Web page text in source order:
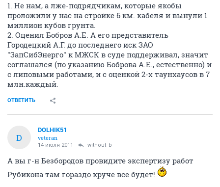
1. Не нам, а лже-подрядчикам, которые якобы
проложили у нас на стройке 6 км. кабеля и вынули 1
миллион кубов грунта.
2. Оценил Бобров А.Е. А его представитель
Городецкий А.Г. до последнего иск ЗАО
"ЗапСибЭнерго" к МЖСК в суде поддерживал, значит
соглашался (по указанию Боброва А.Е., естественно) и
с липовыми работами, и с оценкой 2-х таунхаусов в 7
млн.каждый.
ОТВЕТИТЬ
D
DOLHIK51
veteran
14 июля 2011 without_b
А вы г-н Безбородов провидите экспертизу работ
Рубикона там гораздо круче все будет!